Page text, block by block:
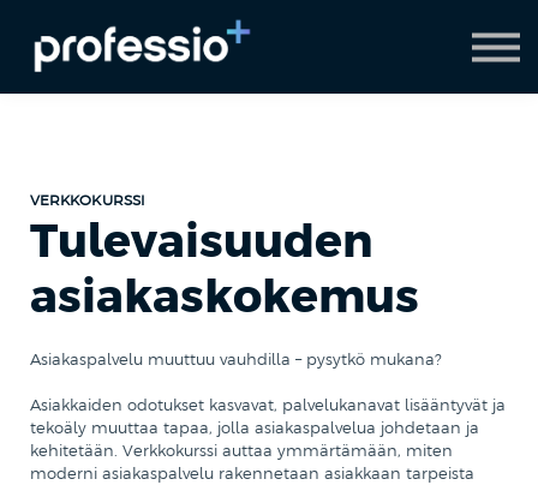
AI Coach
Pyydä demo
Hanki Professio+
VERKKOKURSSI
Tulevaisuuden
asiakaskokemus
Asiakaspalvelu muuttuu vauhdilla – pysytkö mukana?
Asiakkaiden odotukset kasvavat, palvelukanavat lisääntyvät ja
tekoäly muuttaa tapaa, jolla asiakaspalvelua johdetaan ja
kehitetään. Verkkokurssi auttaa ymmärtämään, miten
moderni asiakaspalvelu rakennetaan asiakkaan tarpeista